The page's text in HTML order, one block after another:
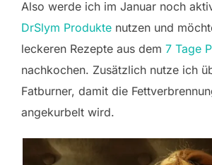
Also werde ich im Januar noch
DrSlym Produkte nutzen und
leckeren Rezepte aus dem 7 Tage
nachkochen. Zusätzlich nutze ich
Fatburner, damit die
angekurbelt wird.